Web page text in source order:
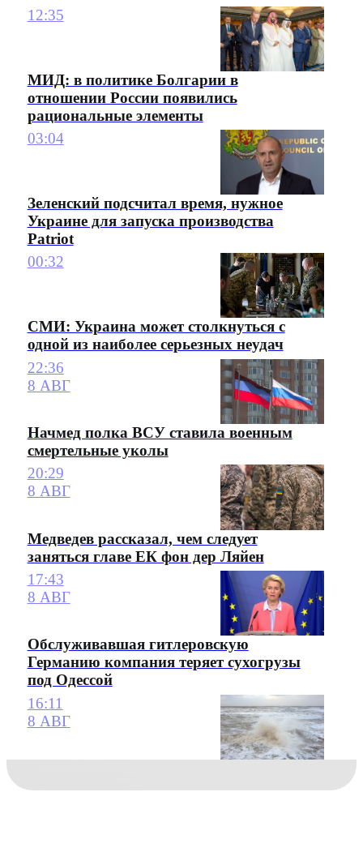
12:35
МИД: в политике Болгарии в
отношении России появились
рациональные элементы
03:04
Зеленский подсчитал время, нужное
Украине для запуска производства
Patriot
00:32
СМИ: Украина может столкнуться с
одной из наиболее серьезных неудач
22:36
8 АВГ
Начмед полка ВСУ ставила военным
смертельные уколы
20:29
8 АВГ
Медведев рассказал, чем следует
заняться главе ЕК фон дер Ляйен
17:43
8 АВГ
Обслуживавшая гитлеровскую
Германию компания теряет сухогрузы
под Одессой
16:11
8 АВГ